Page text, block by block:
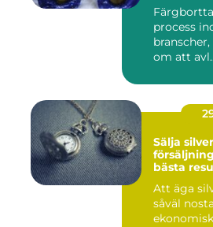
process
om att
Sälja
bästa
Att äga
såväl